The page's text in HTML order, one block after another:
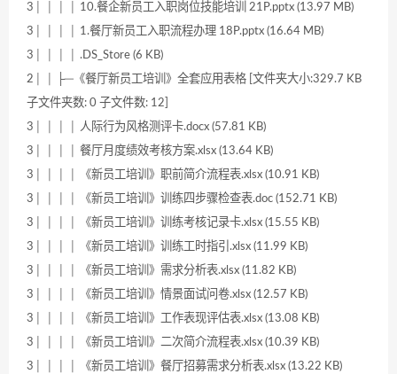
3│ │ │ │ 10.餐企新员工入职岗位技能培训 21P.pptx (13.97 MB)
3│ │ │ │ 1.餐厅新员工入职流程办理 18P.pptx (16.64 MB)
3│ │ │ │ .DS_Store (6 KB)
2│ │ ├─《餐厅新员工培训》全套应用表格 [文件夹大小:329.7 KB
子文件夹数: 0 子文件数: 12]
3│ │ │ │ 人际行为风格测评卡.docx (57.81 KB)
3│ │ │ │ 餐厅月度绩效考核方案.xlsx (13.64 KB)
3│ │ │ │ 《新员工培训》职前简介流程表.xlsx (10.91 KB)
3│ │ │ │ 《新员工培训》训练四步骤检查表.doc (152.71 KB)
3│ │ │ │ 《新员工培训》训练考核记录卡.xlsx (15.55 KB)
3│ │ │ │ 《新员工培训》训练工时指引.xlsx (11.99 KB)
3│ │ │ │ 《新员工培训》需求分析表.xlsx (11.82 KB)
3│ │ │ │ 《新员工培训》情景面试问卷.xlsx (12.57 KB)
3│ │ │ │ 《新员工培训》工作表现评估表.xlsx (13.08 KB)
3│ │ │ │ 《新员工培训》二次简介流程表.xlsx (10.39 KB)
3│ │ │ │ 《新员工培训》餐厅招募需求分析表.xlsx (13.22 KB)